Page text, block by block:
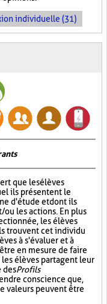
individuelle (31)
que les élèves
ils présentent le
d'étude et dont ils
les actions. En plus
les élèves
trouvent cet individu
à s'évaluer et à
en mesure de faire
élèves partagent leur
desProfils
conscience que,
valeurs peuvent être